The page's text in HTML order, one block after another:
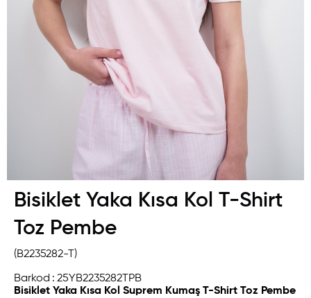
Bisiklet Yaka Kısa Kol T-Shirt
Toz Pembe
(B2235282-T)
Barkod : 25YB2235282TPB
Bisiklet Yaka Kısa Kol Suprem Kumaş T-Shirt Toz Pembe